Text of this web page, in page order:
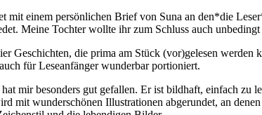
mit einem persönlichen Brief von Suna an den*die
Meine Tochter wollte ihr zum Schluss auch
Geschichten, die prima am Stück (vor)gelesen werden
für Leseanfänger wunderbar portioniert.
mir besonders gut gefallen. Er ist bildhaft, einfach
mit wunderschönen Illustrationen abgerundet, an